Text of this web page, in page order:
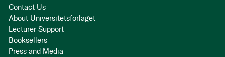
Contact Us
About Universitetsforlaget
Lecturer Support
Booksellers
Press and Media